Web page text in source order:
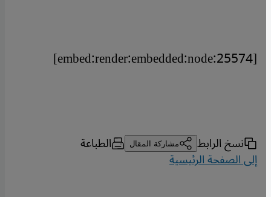
[embed:render:embedded:node:25574]
نسخ الرابط مشاركة المقال الطباعة
إلى الصفحة الرئيسية